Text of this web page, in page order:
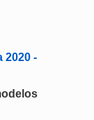
2020 -